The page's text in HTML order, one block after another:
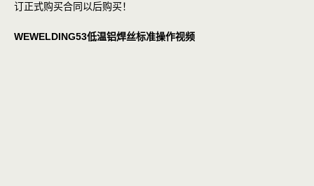
订正式购买合同以后购买！
WEWELDING53低温铝焊丝标准操作视频